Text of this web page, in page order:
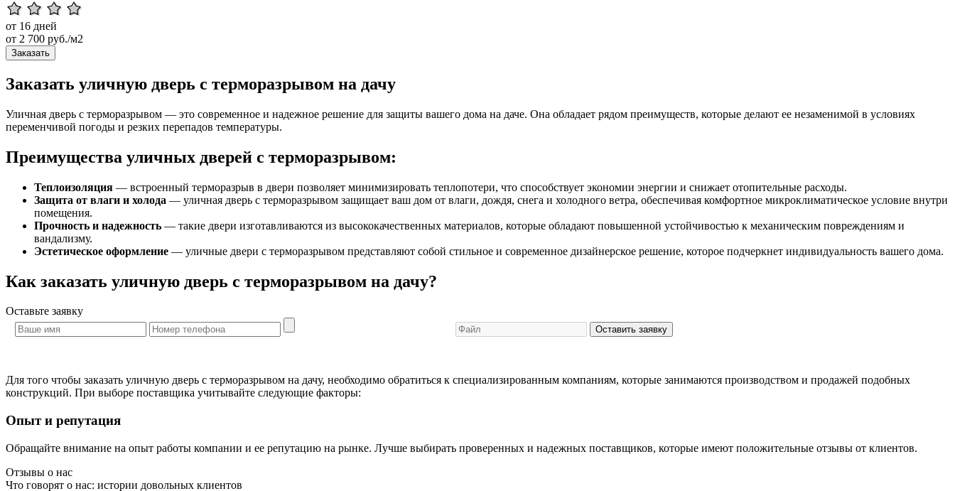
от 16 дней
от 2 700 руб./м2
Заказать
Заказать уличную дверь с терморазрывом на дачу
Уличная дверь с терморазрывом — это современное и надежное решение для защиты вашего дома на даче. Она обладает рядом преимуществ, которые делают ее незаменимой в условиях
переменчивой погоды и резких перепадов температуры.
Преимущества уличных дверей с терморазрывом:
Теплоизоляция — встроенный терморазрыв в двери позволяет минимизировать теплопотери, что способствует экономии энергии и снижает отопительные расходы.
Защита от влаги и холода — уличная дверь с терморазрывом защищает ваш дом от влаги, дождя, снега и холодного ветра, обеспечивая комфортное микроклиматическое условие внутри
помещения.
Прочность и надежность — такие двери изготавливаются из высококачественных материалов, которые обладают повышенной устойчивостью к механическим повреждениям и
вандализму.
Эстетическое оформление — уличные двери с терморазрывом представляют собой стильное и современное дизайнерское решение, которое подчеркнет индивидуальность вашего дома.
Как заказать уличную дверь с терморазрывом на дачу?
Оставьте заявку
Оставить заявку
Для того чтобы заказать уличную дверь с терморазрывом на дачу, необходимо обратиться к специализированным компаниям, которые занимаются производством и продажей подобных
конструкций. При выборе поставщика учитывайте следующие факторы:
Опыт и репутация
Обращайте внимание на опыт работы компании и ее репутацию на рынке. Лучше выбирать проверенных и надежных поставщиков, которые имеют положительные отзывы от клиентов.
Отзывы о нас
Что говорят о нас: истории довольных клиентов